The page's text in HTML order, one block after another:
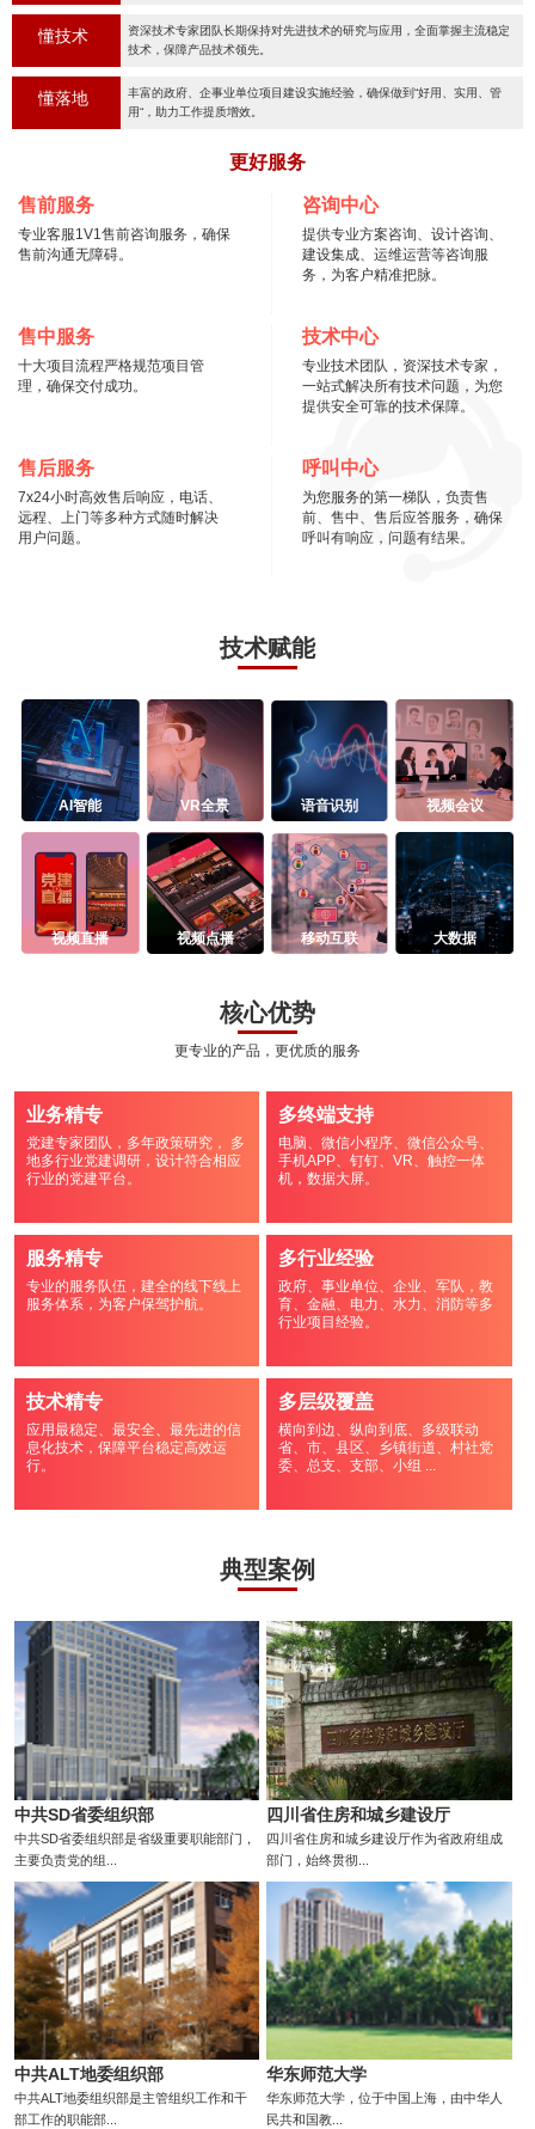
懂技术
资深技术专家团队长期保持对先进技术的研究与应用，全面掌握主流稳定
技术，保障产品技术领先。
懂落地
丰富的政府、企事业单位项目建设实施经验，确保做到“好用、实用、管
用“，助力工作提质增效。
更好服务
售前服务
专业客服1V1售前咨询服务，确保
售前沟通无障碍。
咨询中心
提供专业方案咨询、设计咨询、
建设集成、运维运营等咨询服
务，为客户精准把脉。
售中服务
十大项目流程严格规范项目管
理，确保交付成功。
技术中心
专业技术团队，资深技术专家，
一站式解决所有技术问题，为您
提供安全可靠的技术保障。
售后服务
7x24小时高效售后响应，电话、
远程、上门等多种方式随时解决
用户问题。
呼叫中心
为您服务的第一梯队，负责售
前、售中、售后应答服务，确保
呼叫有响应，问题有结果。
技术赋能
AI智能 VR全景 语音识别 视频会议
视频直播 视频点播 移动互联 大数据
核心优势
更专业的产品，更优质的服务
业务精专
党建专家团队，多年政策研究， 多
地多行业党建调研，设计符合相应
行业的党建平台。
多终端支持
电脑、微信小程序、微信公众号、
手机APP、钉钉、VR、触控一体
机，数据大屏。
服务精专
专业的服务队伍，建全的线下线上
服务体系，为客户保驾护航。
多行业经验
政府、事业单位、企业、军队，教
育、金融、电力、水力、消防等多
行业项目经验。
技术精专
应用最稳定、最安全、最先进的信
息化技术，保障平台稳定高效运
行。
多层级覆盖
横向到边、纵向到底、多级联动
省、市、县区、乡镇街道、村社党
委、总支、支部、小组 ...
典型案例
中共SD省委组织部
中共SD省委组织部是省级重要职能部门，
主要负责党的组...
四川省住房和城乡建设厅
四川省住房和城乡建设厅作为省政府组成
部门，始终贯彻...
中共ALT地委组织部
中共ALT地委组织部是主管组织工作和干
部工作的职能部...
华东师范大学
华东师范大学，位于中国上海，由中华人
民共和国教...